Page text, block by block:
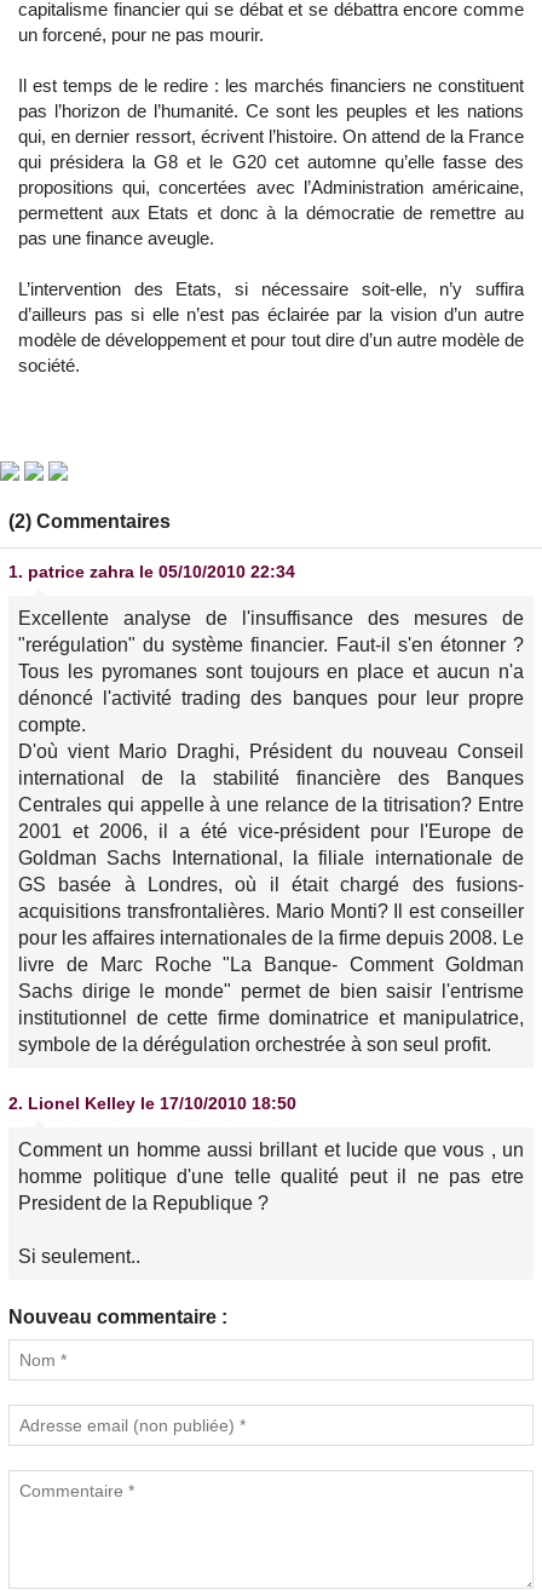
capitalisme financier qui se débat et se débattra encore comme
un forcené, pour ne pas mourir.
Il est temps de le redire : les marchés financiers ne constituent
pas l’horizon de l’humanité. Ce sont les peuples et les nations
qui, en dernier ressort, écrivent l’histoire. On attend de la France
qui présidera la G8 et le G20 cet automne qu’elle fasse des
propositions qui, concertées avec l’Administration américaine,
permettent aux Etats et donc à la démocratie de remettre au
pas une finance aveugle.
L’intervention des Etats, si nécessaire soit-elle, n’y suffira
d’ailleurs pas si elle n’est pas éclairée par la vision d’un autre
modèle de développement et pour tout dire d’un autre modèle de
société.
(2) Commentaires
1. patrice zahra le 05/10/2010 22:34
Excellente analyse de l'insuffisance des mesures de
"rerégulation" du système financier. Faut-il s'en étonner ?
Tous les pyromanes sont toujours en place et aucun n'a
dénoncé l'activité trading des banques pour leur propre
compte.
D'où vient Mario Draghi, Président du nouveau Conseil
international de la stabilité financière des Banques
Centrales qui appelle à une relance de la titrisation? Entre
2001 et 2006, il a été vice-président pour l'Europe de
Goldman Sachs International, la filiale internationale de
GS basée à Londres, où il était chargé des fusions-
acquisitions transfrontalières. Mario Monti? Il est conseiller
pour les affaires internationales de la firme depuis 2008. Le
livre de Marc Roche "La Banque- Comment Goldman
Sachs dirige le monde" permet de bien saisir l'entrisme
institutionnel de cette firme dominatrice et manipulatrice,
symbole de la dérégulation orchestrée à son seul profit.
2. Lionel Kelley le 17/10/2010 18:50
Comment un homme aussi brillant et lucide que vous , un
homme politique d'une telle qualité peut il ne pas etre
President de la Republique ?
Si seulement..
Nouveau commentaire :